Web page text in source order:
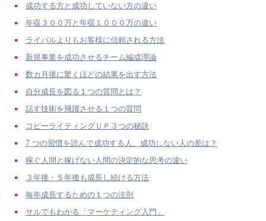
成功する方と成功していない方の違い
年収３００万と年収１０００万の違い
ライバルよりもお客様に信頼される方法
新規事業を成功させるチーム編成理論
数カ月後に驚くほどの結果を出す方法
自分成長を図る１つの質問とは？
話す技術を飛躍させる１つの質問
コピーライティングＵＰ３つの秘訣
7 つの習慣を読んで成功する人、成功しない人の差は？
稼ぐ人間と稼げない人間の決定的な思考の違い
３年後・５年後も成長し続ける方法
毎年成長するための１つの法則
サルでもわかる「マーケティング入門」